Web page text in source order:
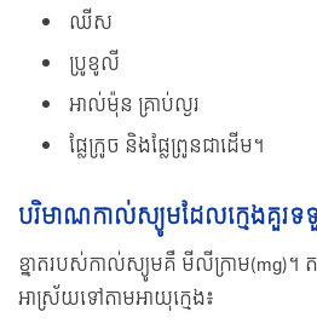
ឈីស
ប្រូខូលី
អាល់ម៉ុន គ្រាប់ល្ងរ
ផ្លែក្រូច និងផ្លែព្រូនជាដើម។
បរិមាណកាល់ស្យូមដែលក្មេងគួរទ
ខ្នាតរបស់កាល់ស្យូមគឺ មីលីក្រាម(mg)។
អាស្រ័យទៅតាមអាយុក្មេង៖